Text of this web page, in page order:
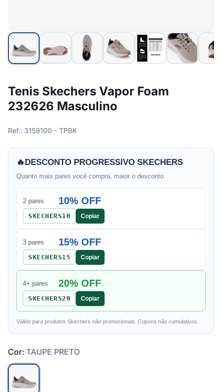
Tenis Skechers Vapor Foam
232626 Masculino
Ref.: 3159100 - TPBK
🔥DESCONTO PROGRESSIVO SKECHERS
Quanto mais pares você compra, maior o desconto.
2 pares 10% OFF
SKECHERS10 Copiar
3 pares 15% OFF
SKECHERS15 Copiar
4+ pares 20% OFF
SKECHERS20 Copiar
Válido para produtos Skechers não promocionais. Cupons não cumulativos.
Cor: TAUPE PRETO